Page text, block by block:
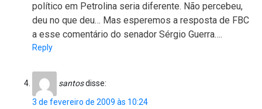
político em Petrolina seria diferente. Não percebeu,
deu no que deu… Mas esperemos a resposta de FBC
a esse comentário do senador Sérgio Guerra….
Reply
santosdisse:
3 de fevereiro de 2009 às 10:24